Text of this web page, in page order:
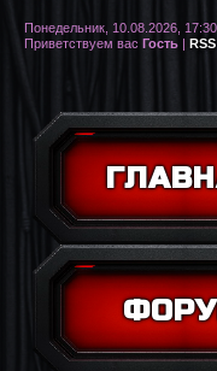
Понедельник, 10.08.2026, 17:30
Приветствуем вас Гость | RSS